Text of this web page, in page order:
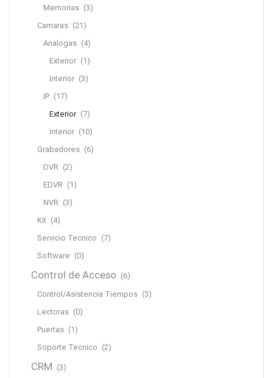
Memorias (3)
Camaras (21)
Analogas (4)
Exterior (1)
Interior (3)
IP (17)
Exterior (7)
Interior (10)
Grabadores (6)
DVR (2)
EDVR (1)
NVR (3)
Kit (4)
Servicio Tecnico (7)
Software (0)
Control de Acceso (6)
Control/Asistencia Tiempos (3)
Lectoras (0)
Puertas (1)
Soporte Tecnico (2)
CRM (3)